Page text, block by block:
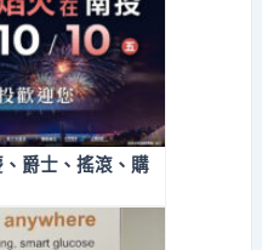
爵士、搖滾、購